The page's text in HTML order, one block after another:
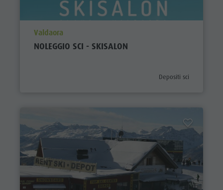
aria.poi_location_prefix
Valdaora
NOLEGGIO SCI - SKISALON
aria.poi_category_prefix
Depositi sci